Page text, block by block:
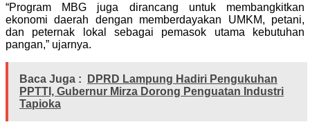
“Program MBG juga dirancang untuk membangkitkan
ekonomi daerah dengan memberdayakan UMKM, petani,
dan peternak lokal sebagai pemasok utama kebutuhan
pangan,” ujarnya.
Baca Juga :
DPRD Lampung Hadiri Pengukuhan
PPTTI, Gubernur Mirza Dorong Penguatan Industri
Tapioka